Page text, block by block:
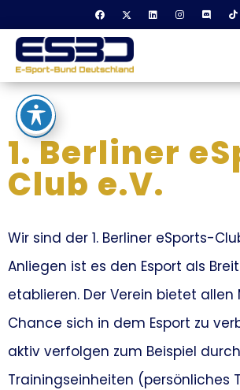
1. Berliner
Club e.V.
Wir sind der 1. Berliner eSports-
Anliegen ist es den Esport als
etablieren. Der Verein bietet allen
Chance sich in dem Esport zu
aktiv verfolgen zum Beispiel
Trainingseinheiten (persönliches